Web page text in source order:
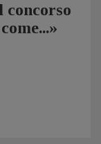
concorso